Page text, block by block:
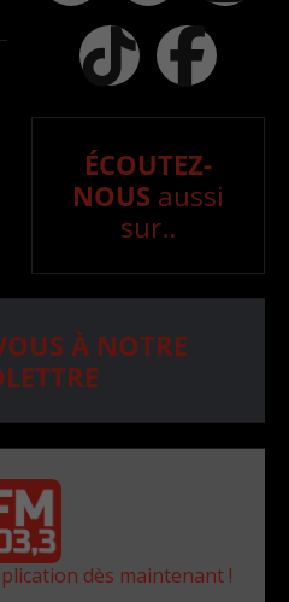
ÉCOUTEZ-
NOUS aussi
sur..
À NOTRE
dès maintenant !